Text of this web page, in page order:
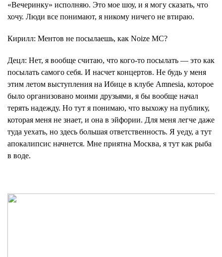
«Вечеринку» исполняю. Это мое шоу, и я могу сказать, что
хочу. Люди все понимают, я никому ничего не втираю.
Кирилл: Ментов не посылаешь, как Noize МС?
Децл: Нет, я вообще считаю, что кого-то посылать — это как
посылать самого себя. И насчет концертов. Не будь у меня
этим летом выступления на Ибице в клубе Amnesia, которое
было организовано моими друзьями, я бы вообще начал
терять надежду. Но тут я понимаю, что выхожу на публику,
которая меня не знает, и она в эйфории. Для меня легче даже
туда уехать, но здесь большая ответственность. Я уеду, а тут
апокалипсис начнется. Мне приятна Москва, я тут как рыба
в воде.